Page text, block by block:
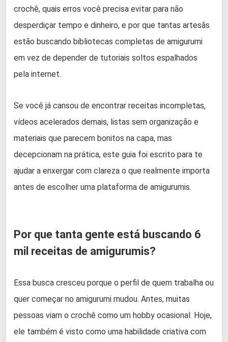
crochê, quais erros você precisa evitar para não
desperdiçar tempo e dinheiro, e por que tantas artesãs
estão buscando bibliotecas completas de amigurumi
em vez de depender de tutoriais soltos espalhados
pela internet.
Se você já cansou de encontrar receitas incompletas,
vídeos acelerados demais, listas sem organização e
materiais que parecem bonitos na capa, mas
decepcionam na prática, este guia foi escrito para te
ajudar a enxergar com clareza o que realmente importa
antes de escolher uma plataforma de amigurumis.
Por que tanta gente está buscando 6
mil receitas de amigurumis?
Essa busca cresceu porque o perfil de quem trabalha ou
quer começar no amigurumi mudou. Antes, muitas
pessoas viam o crochê como um hobby ocasional. Hoje,
ele também é visto como uma habilidade criativa com